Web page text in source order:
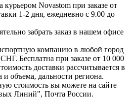
курьером Novastom при заказе от
1-2 дня, ежедневно с 9.00 до
забрать заказ в нашем офисе
компанию в любой город
Бесплатна при заказе от 10 000
доставки рассчитывается в
и объема, дальности региона.
стоимость вы можете на сайте
Линий", Почта России.